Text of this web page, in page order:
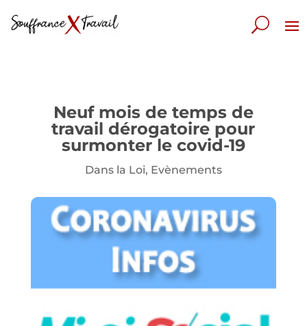
Neuf mois de temps de
travail dérogatoire pour
surmonter le covid-19
Dans la Loi, Evènements